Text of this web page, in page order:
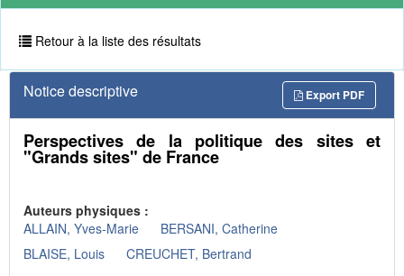
outils
Retour à la liste des résultats
Notice descriptive Export PDF
Perspectives de la politique des sites et
"Grands sites" de France
Auteurs physiques :
ALLAIN, Yves-Marie
BERSANI, Catherine
BLAISE, Louis
CREUCHET, Bertrand